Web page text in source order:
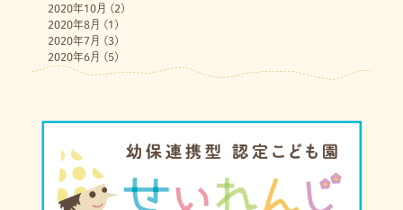
2020年10月 (2)
2020年8月 (1)
2020年7月 (3)
2020年6月 (5)